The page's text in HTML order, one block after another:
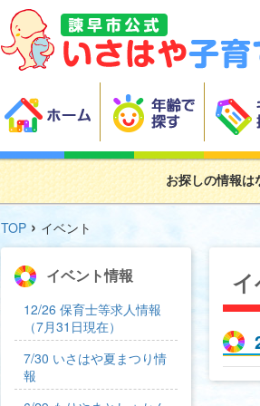
お探しの情報は
TOP › イベント
イベント情報
12/26 保育士等求人情報
（7月31日現在）
7/30 いさはや夏まつり情
報